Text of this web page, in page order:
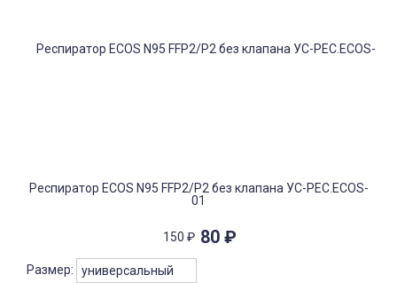
Респиратор ECOS N95 FFP2/P2 без клапана УС-РЕС.ECOS-
01
150 ₽ 80 ₽
Размер: